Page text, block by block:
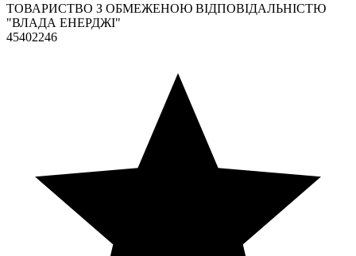
ТОВАРИСТВО З ОБМЕЖЕНОЮ ВІДПОВІДАЛЬНІСТЮ
"ВЛАДА ЕНЕРДЖІ"
45402246